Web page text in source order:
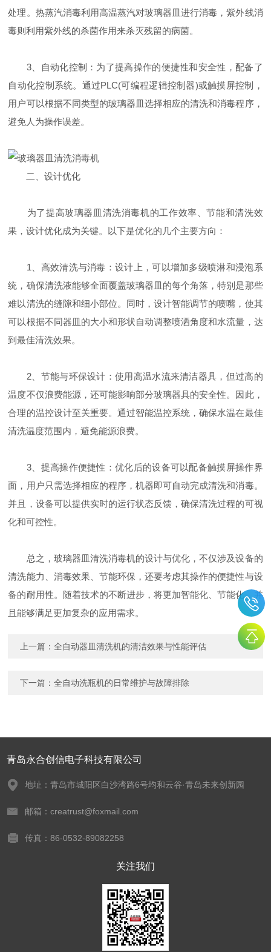
处理。热蒸汽消毒利用高温蒸汽对玻璃器皿进行消毒，紫外线消
毒则利用紫外线的杀菌作用来杀灭残留的病菌。
3、自动化控制：为了提高操作的便捷性和安全性，配备了
自动化控制系统。通过PLC(可编程逻辑控制器)或触摸屏控制，
用户可以根据不同类型的玻璃器皿选择相应的清洗和消毒程序，
避免人为操作误差。
二、设计优化
为了提高玻璃器皿清洗消毒机的工作效率、节能和清洗效
果，设计优化成为关键。以下是优化的几个主要方向：
1、高效清洗与消毒：设计上，可以增加多级喷淋和浸泡系
统，确保清洗液能够全面覆盖玻璃器皿的每个角落，特别是那些
难以清洗的缝隙和细小部位。同时，设计智能调节的喷嘴，使其
可以根据不同器皿的大小和形状自动调整喷洒角度和水流量，达
到最佳清洗效果。
2、节能与环保设计：使用高温水流来清洁器具，但过高的
温度不仅浪费能源，还可能影响部分玻璃器具的安全性。因此，
合理的温控设计至关重要。通过智能温控系统，确保水温在最佳
清洗温度范围内，避免能源浪费。
3、提高操作便捷性：优化后的设备可以配备触摸屏操作界
面，用户只需选择相应的程序，机器即可自动完成清洗和消毒。
并且，设备可以提供实时的运行状态反馈，确保清洗过程的可视
化和可控性。
总之，玻璃器皿清洗消毒机的设计与优化，不仅涉及设备的
清洗能力、消毒效果、节能环保，还要考虑其操作的便捷性与设
备的耐用性。随着技术的不断进步，将更加智能化、节能化，并
且能够满足更加复杂的应用需求。
上一篇：全自动器皿清洗机的清洁效果与性能评估
下一篇：全自动洗瓶机的日常维护与故障排除
青岛永合创信电子科技有限公司
地址：青岛市城阳区白沙湾路6号均和云谷·青岛未来创新园
邮箱：creatrust@foxmail.com
传真：86-0532-89082258
关注我们